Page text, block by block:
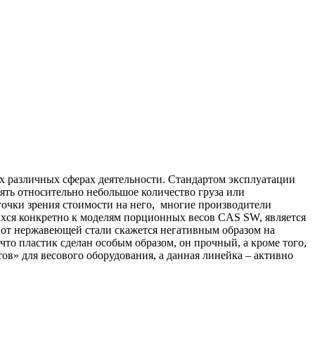
сферах деятельности. Стандартом эксплуатации
относительно небольшое количество груза или
зрения стоимости на него, многие производители
конкретно к моделям порционных весов CAS SW, является
нержавеющей стали скажется негативным образом на
пластик сделан особым образом, он прочный, а кроме того,
для весового оборудования, а данная линейка – активно